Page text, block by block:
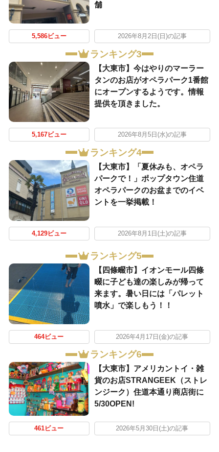
舗
5,586ビュー 2026年8月2日(日)の記事
ランキング3
【大東市】今はやりのマーラー
タンのお店がオペラパーク1番館
にオープンするようです。情報
提供を頂きました。
5,167ビュー 2026年8月5日(水)の記事
ランキング4
【大東市】「夏休みも、オペラ
パークで！」ポップタウン住道
オペラパークのお盆までのイベ
ントを一挙掲載！
4,129ビュー 2026年8月1日(土)の記事
ランキング5
【四條畷市】イオンモール四條
畷に子ども達の楽しみが帰って
来ます。暑い日には「パレット
噴水」で楽しもう！！
464ビュー 2026年4月17日(金)の記事
ランキング6
【大東市】アメリカントイ・雑
貨のお店STRANGEEK（ストレ
ンジーク）住道本通り商店街に
5/30OPEN!
461ビュー 2026年5月30日(土)の記事